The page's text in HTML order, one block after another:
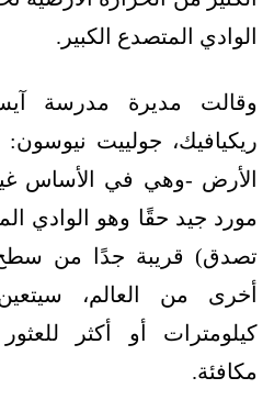
الوادي المتصدع الكبير.
وقالت مديرة مدرسة
ريكيافيك، جولييت
الأرض -وهي في الأساس
مورد جيد حقًا وهو الوادي
تصدق) قريبة جدًا من
أخرى من العالم،
كيلومترات أو أكثر
مكافئة.